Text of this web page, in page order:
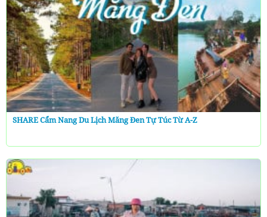
SHARE Cẩm Nang Du Lịch Măng Đen Tự Túc Từ A-Z